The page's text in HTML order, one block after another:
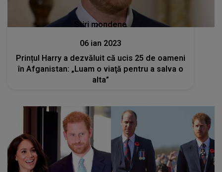
Stiri mondene
06 ian 2023
Prințul Harry a dezvăluit că ucis 25 de oameni
în Afganistan: „Luam o viaţă pentru a salva o
alta”